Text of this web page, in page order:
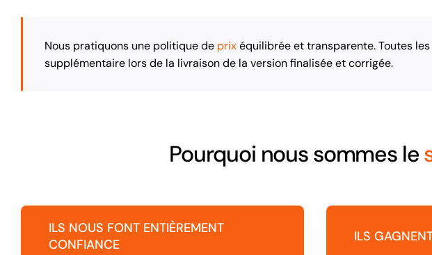
Nous pratiquons une politique de prixéquilibrée et transparente. Toutes
supplémentaire lors de la livraison de la version finalisée et corrigée.
Pourquoi nous sommes le
ILS NOUS FONT ENTIÈREMENT
CONFIANCE
ILS